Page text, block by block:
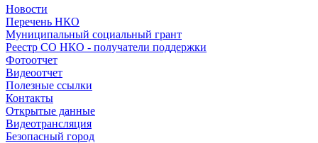
Новости
Перечень НКО
Муниципальный социальный грант
Реестр СО НКО - получатели поддержки
Фотоотчет
Видеоотчет
Полезные ссылки
Контакты
Открытые данные
Видеотрансляция
Безопасный город